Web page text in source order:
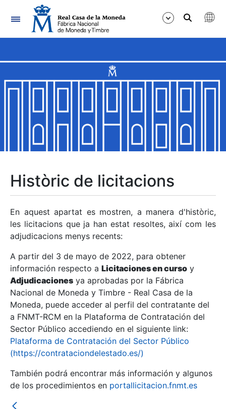
Navegació
Mostra/Amaga
Mostra/Amaga
Mostra/Amaga
Mostra/Amaga
Mostra/Amaga
Històric de licitacions
En aquest apartat es mostren, a manera d'històric,
les licitacions que ja han estat resoltes, així com les
adjudicacions menys recents:
A partir del 3 de mayo de 2022, para obtener
información respecto a Licitaciones en curso y
Adjudicaciones ya aprobadas por la Fábrica
Nacional de Moneda y Timbre - Real Casa de la
Moneda, puede acceder al perfil del contratante del
a FNMT-RCM en la Plataforma de Contratación del
Sector Público accediendo en el siguiente link:
Plataforma de Contratación del Sector Público
(https://contrataciondelestado.es/)
También podrá encontrar más información y algunos
de los procedimientos en portallicitacion.fnmt.es